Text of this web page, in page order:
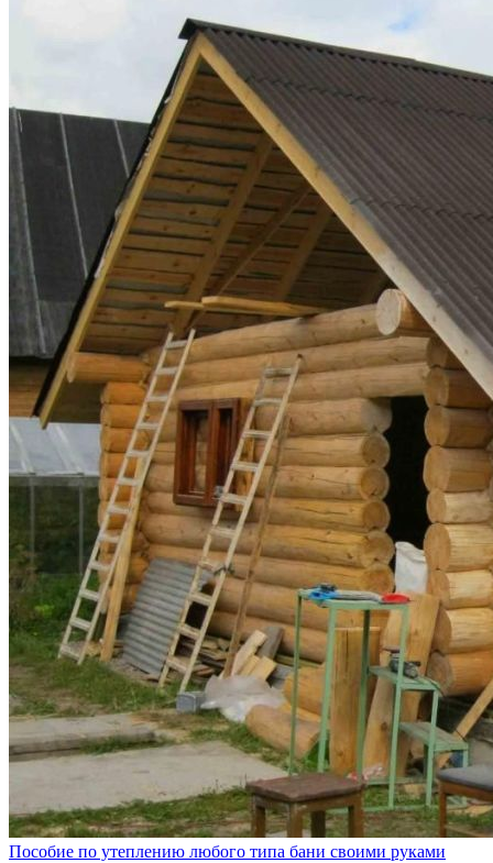
Пособие по утеплению любого типа бани своими руками